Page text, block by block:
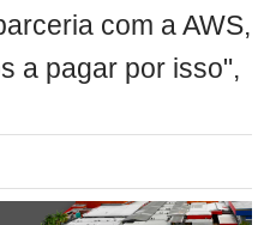
com a AWS,
a pagar por isso",